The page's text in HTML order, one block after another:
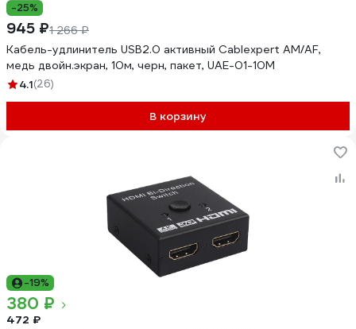
-25%
945 ₽1 266 ₽
Кабель-удлинитель USB2.0 активный Cablexpert AM/AF,
медь двойн.экран, 10м, черн, пакет, UAE-01-10M
4.1(26)
В корзину
-19%
380 ₽
472 ₽